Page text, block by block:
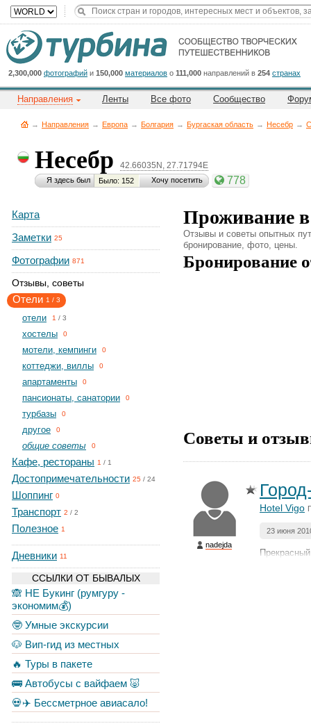
2,300,000 фотографий и 150,000 материалов о 111,000 направлений в 254 странах
Направления Ленты Все фото Сообщество
→ Направления → Европа → Болгария → Бургаская область → Несебр →
Несебр 42.66035N, 27.71794E
Я здесь был Было: 152 Хочу посетить 778
Карта
Заметки 25
Фотографии 871
Отзывы, советы
Отели 1 / 3
отели 1 / 3
хостелы 0
мотели, кемпинги 0
коттеджи, виллы 0
апартаменты 0
пансионаты, санатории 0
турбазы 0
другое 0
общие советы 0
Кафе, рестораны 1 / 1
Достопримечательности 25 / 24
Шоппинг 0
Транспорт 2 / 2
Полезное 1
Дневники 11
ССЫЛКИ ОТ БЫВАЛЫХ
🙈 НЕ Букинг (румгуру -
экономим💰)
🤓 Умные экскурсии
🐶 Вип-гид из местных
🔥 Туры в пакете
🚌 Автобусы с вайфаем 🐷
💀✈️ Бессметрное авиасало!
Проживание
Отзывы и советы опытных
бронирование, фото, цены.
Бронирование
Советы и
nadejda
Hotel Vigo
23 июня
Cейчас
на
сайте:
Title
Button